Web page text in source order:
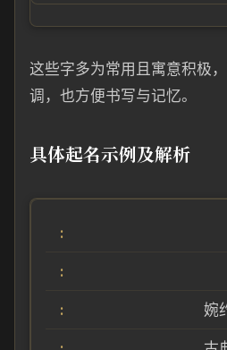
这些字多为常用且寓意积极
调，也方便书写与记忆。
具体起名示例及解析
婉